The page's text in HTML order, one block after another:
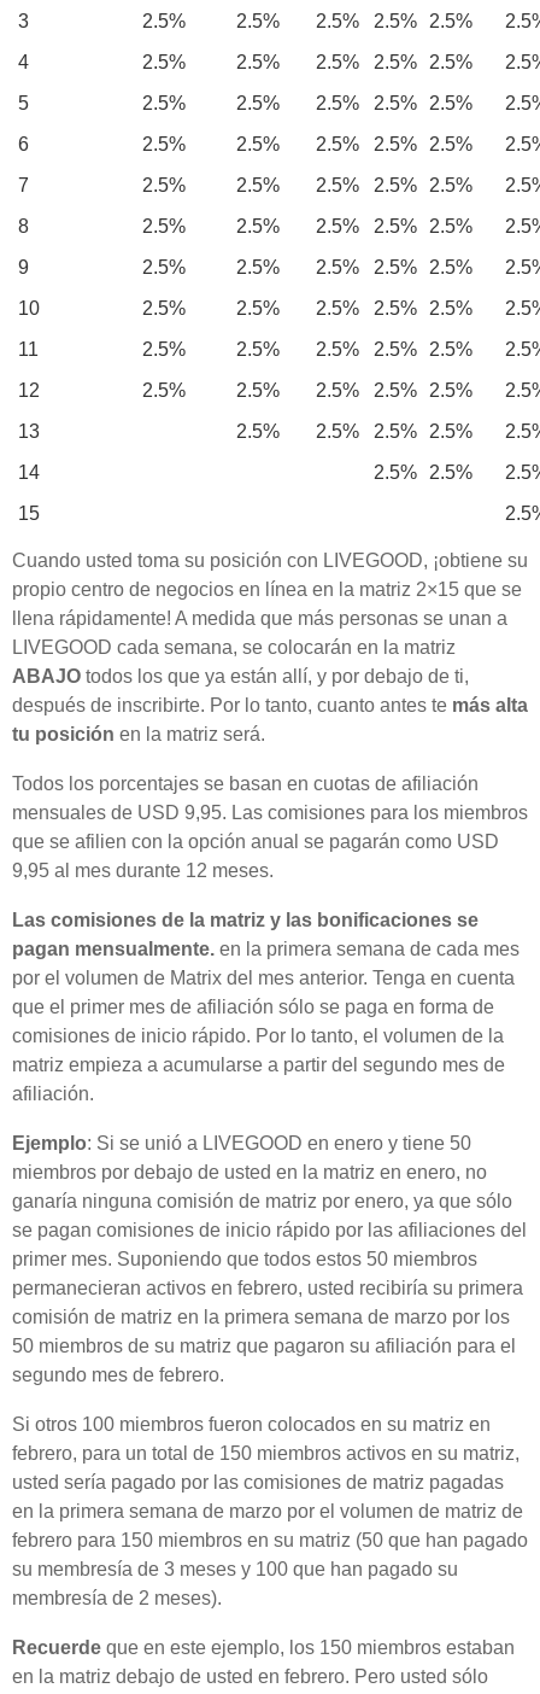
3 2.5% 2.5% 2.5% 2.5% 2.5%
4
2.5% 2.5% 2.5% 2.5% 2.5%
5
2.5% 2.5% 2.5% 2.5% 2.5%
6
2.5% 2.5% 2.5% 2.5% 2.5%
7
2.5% 2.5% 2.5% 2.5% 2.5%
8
2.5% 2.5% 2.5% 2.5% 2.5%
9
2.5% 2.5% 2.5% 2.5% 2.5%
10
2.5% 2.5% 2.5% 2.5% 2.5%
11
2.5% 2.5% 2.5% 2.5% 2.5%
12
2.5% 2.5% 2.5% 2.5% 2.5%
13
2.5% 2.5% 2.5% 2.5%
14
2.5% 2.5%
15
Cuando usted toma su posición con LIVEGOOD, ¡obtiene su
propio centro de negocios en línea en la matriz 2×15 que se
llena rápidamente! A medida que más personas se unan a
LIVEGOOD cada semana, se colocarán en la matriz
ABAJO todos los que ya están allí, y por debajo de ti,
después de inscribirte. Por lo tanto, cuanto antes te más alta
tu posición en la matriz será.
Todos los porcentajes se basan en cuotas de afiliación
mensuales de USD 9,95. Las comisiones para los miembros
que se afilien con la opción anual se pagarán como USD
9,95 al mes durante 12 meses.
Las comisiones de la matriz y las bonificaciones se
pagan mensualmente. en la primera semana de cada mes
por el volumen de Matrix del mes anterior. Tenga en cuenta
que el primer mes de afiliación sólo se paga en forma de
comisiones de inicio rápido. Por lo tanto, el volumen de la
matriz empieza a acumularse a partir del segundo mes de
afiliación.
Ejemplo: Si se unió a LIVEGOOD en enero y tiene 50
miembros por debajo de usted en la matriz en enero, no
ganaría ninguna comisión de matriz por enero, ya que sólo
se pagan comisiones de inicio rápido por las afiliaciones del
primer mes. Suponiendo que todos estos 50 miembros
permanecieran activos en febrero, usted recibiría su primera
comisión de matriz en la primera semana de marzo por los
50 miembros de su matriz que pagaron su afiliación para el
segundo mes de febrero.
Si otros 100 miembros fueron colocados en su matriz en
febrero, para un total de 150 miembros activos en su matriz,
usted sería pagado por las comisiones de matriz pagadas
en la primera semana de marzo por el volumen de matriz de
febrero para 150 miembros en su matriz (50 que han pagado
su membresía de 3 meses y 100 que han pagado su
membresía de 2 meses).
Recuerde que en este ejemplo, los 150 miembros estaban
en la matriz debajo de usted en febrero. Pero usted sólo